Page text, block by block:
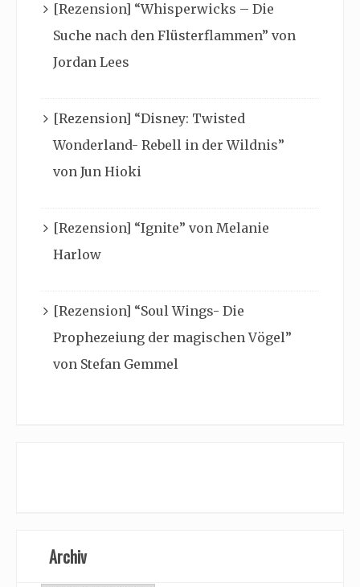
[Rezension] “Whisperwicks – Die
Suche nach den Flüsterflammen” von
Jordan Lees
[Rezension] “Disney: Twisted
Wonderland- Rebell in der Wildnis”
von Jun Hioki
[Rezension] “Ignite” von Melanie
Harlow
[Rezension] “Soul Wings- Die
Prophezeiung der magischen Vögel”
von Stefan Gemmel
Archiv